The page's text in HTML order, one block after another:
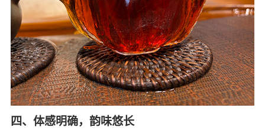
四、体感明确，韵味悠长